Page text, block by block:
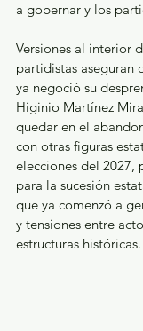
a gobernar y los
Versiones al interior
partidistas aseguran
ya negoció su
Higinio Martínez
quedar en el
con otras figuras
elecciones del
para la sucesión
que ya comenzó a
y tensiones entre
estructuras históricas.